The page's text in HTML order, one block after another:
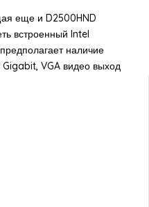
еще и D2500HND
встроенный Intel
наличие
Gigabit, VGA видео выход